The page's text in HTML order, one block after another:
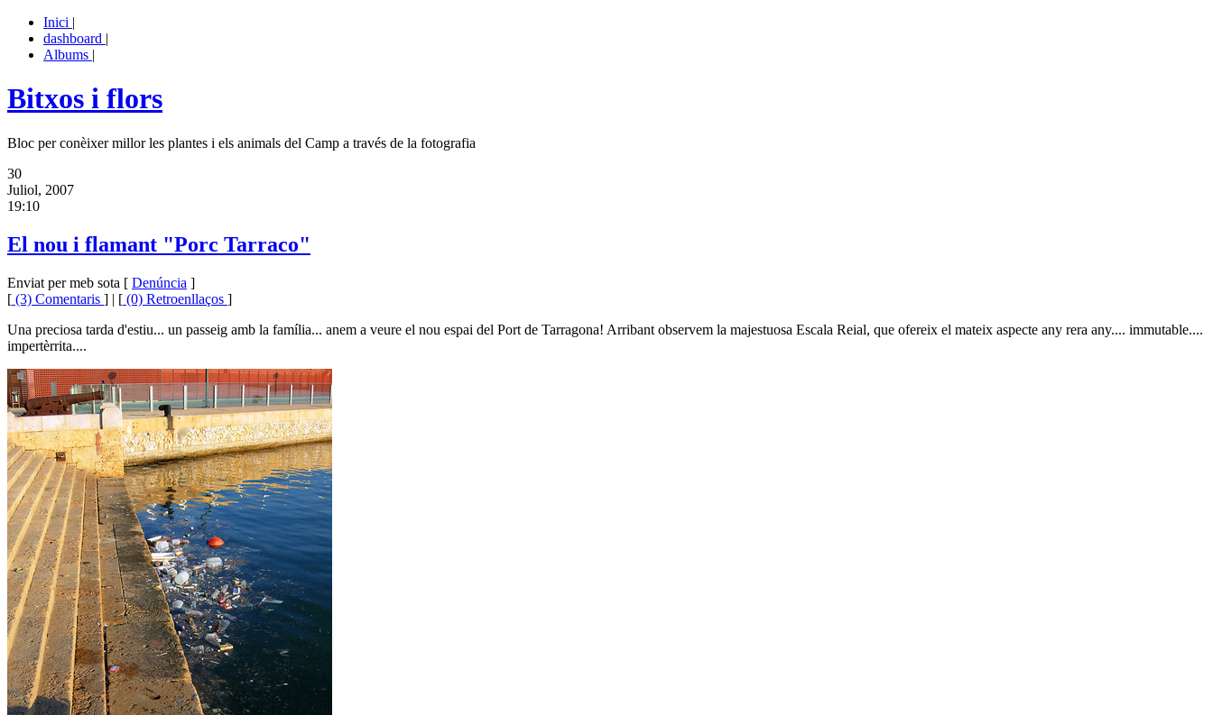
Inici |
dashboard |
Albums |
Bitxos i flors
Bloc per conèixer millor les plantes i els animals del Camp a través de la fotografia
30
Juliol, 2007
19:10
El nou i flamant "Porc Tarraco"
Enviat per meb sota [ Denúncia ]
[ (3) Comentaris ] | [ (0) Retroenllaços ]
Una preciosa tarda d'estiu... un passeig amb la família... anem a veure el nou espai del Port de Tarragona! Arribant observem la majestuosa Escala Reial, que ofereix el mateix aspecte any rera any.... immutable....
impertèrrita....